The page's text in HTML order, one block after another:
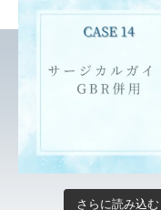
さらに読み込む